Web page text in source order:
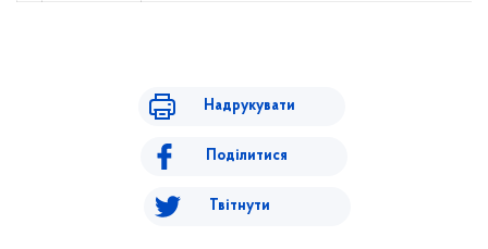
Надрукувати
Поділитися
Твітнути